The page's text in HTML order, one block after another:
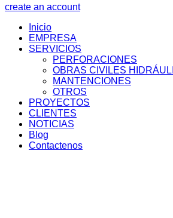
create an account
Inicio
EMPRESA
SERVICIOS
PERFORACIONES
OBRAS CIVILES
MANTENCIONES
OTROS
PROYECTOS
CLIENTES
NOTICIAS
Blog
Contactenos